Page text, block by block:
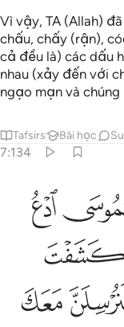
Vì vậy, TA (Allah)
chấu, chấy (rận),
cả đều là) các dấu
nhau (xảy đến với
ngạo mạn và
Tafsirs Bài học
7:134
بما عهد عندك لين
بِمَا عَهِدَ عِندَكَ
ﱻ
ﲉ